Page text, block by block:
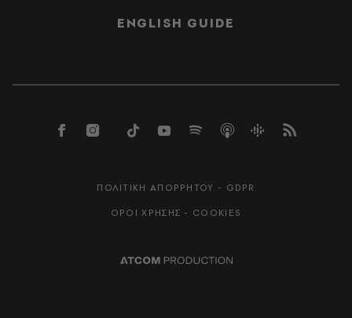
ENGLISH GUIDE
ΠΟΛΙΤΙΚΗ ΑΠΟΡΡΗΤΟΥ - GDPR
ΟΡΟΙ ΧΡΗΣΗΣ - COOKIES